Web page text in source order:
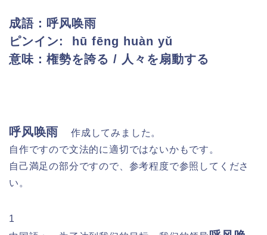
成語：呼风唤雨
ピンイン: hū fēng huàn yǔ
意味：権勢を誇る / 人々を扇動する
呼风唤雨
作成してみました。
自作ですので文法的に適切ではないかもです。
自己満足の部分ですので、参考程度で参照してくださ
い。
1